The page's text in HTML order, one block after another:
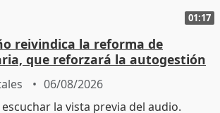
01:17
reivindica la reforma de
que reforzará la autogestión
06/08/2026